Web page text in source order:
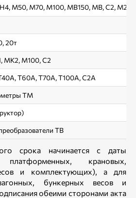
Н4, М50, М70, М100, МВ150, МВ, С2, М22,
20т
МК2, М100, С2
Т60А, Т70А, Т100А, С2А
ТМ
ТВ
срока начинается с даты
крановых,
и комплектующих), а для
бункерных весов и
обеими сторонами акта